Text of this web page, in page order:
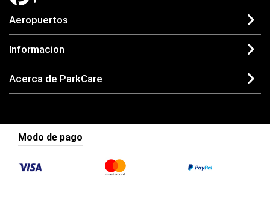
Aeropuertos
Informacion
Acerca de ParkCare
Modo de pago